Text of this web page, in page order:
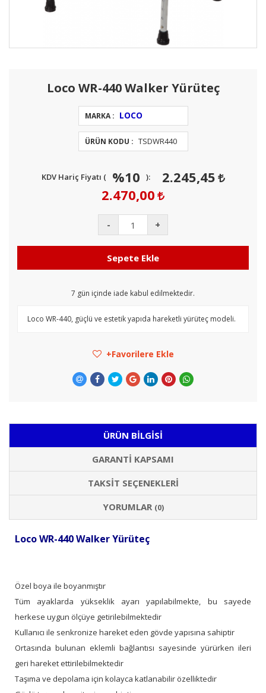
Loco WR-440 Walker Yürüteç
MARKA : LOCO
ÜRÜN KODU : TSDWR440
KDV Hariç Fiyatı ( %10 ):
2.245,45
2.470,00
- +
Sepete Ekle
7 gün içinde iade kabul edilmektedir.
Loco WR-440, güçlü ve estetik yapıda hareketli yürüteç modeli.
Favorilere Ekle
ÜRÜN BILGISI
GARANTI KAPSAMI
TAKSIT SEÇENEKLERI
YORUMLAR (0)
Loco WR-440 Walker Yürüteç
Özel boya ile boyanmıştır
Tüm ayaklarda yükseklik ayarı yapılabilmekte, bu sayede
herkese uygun ölçüye getirilebilmektedir
Kullanıcı ile senkronize hareket eden gövde yapısına sahiptir
Ortasında bulunan eklemli bağlantısı sayesinde yürürken ileri
geri hareket ettirilebilmektedir
Taşıma ve depolama için kolayca katlanabilir özelliktedir